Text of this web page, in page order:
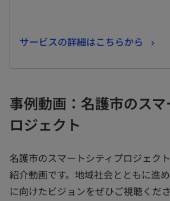
サービスの詳細はこちらから
ブ
く
事例動画：名護市のス
ロジェクト
名護市のスマートシティプロジェク
紹介動画です。地域社会とともに進
に向けたビジョンをぜひご視聴くださ